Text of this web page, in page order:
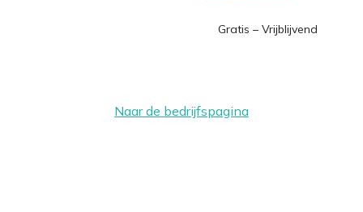
Gratis – Vrijblijvend
Naar de bedrijfspagina